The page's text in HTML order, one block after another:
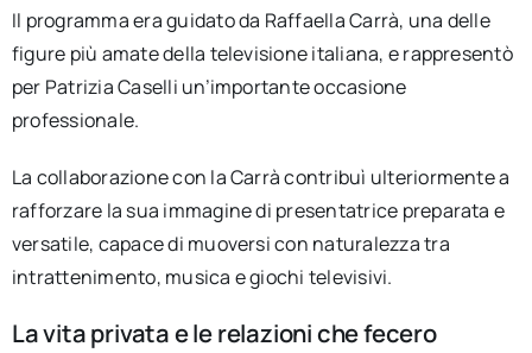
Il programma era guidato da Raffaella Carrà, una delle
figure più amate della televisione italiana, e rappresentò
per Patrizia Caselli un’importante occasione
professionale.
La collaborazione con la Carrà contribuì ulteriormente a
rafforzare la sua immagine di presentatrice preparata e
versatile, capace di muoversi con naturalezza tra
intrattenimento, musica e giochi televisivi.
La vita privata e le relazioni che fecero